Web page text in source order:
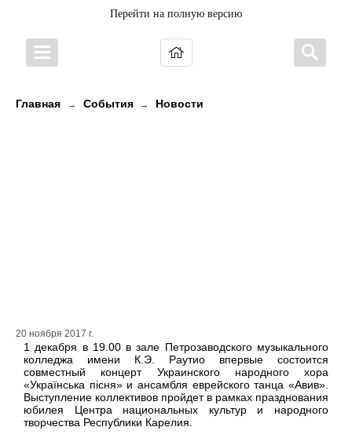
Перейти на полную версию
Главная → События → Новости
20 ноября 2017 г.
1 декабря в 19.00 в зале Петрозаводского музыкального
колледжа имени К.Э. Раутио впервые состоится
совместный концерт Украинского народного хора
«Украïнська пiсня» и ансамбля еврейского танца «Авив».
Выступление коллективов пройдет в рамках празднования
юбилея Центра национальных культур и народного
творчества Республики Карелия.